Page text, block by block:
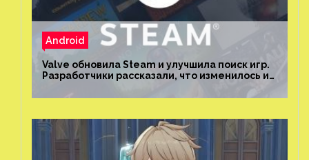
Android
Valve обновила Steam и улучшила поиск игр.
Разработчики рассказали, что изменилось и